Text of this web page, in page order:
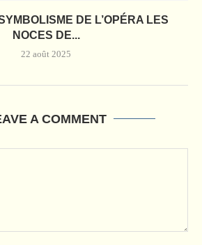
DE L’OPÉRA LES
NOCES DE...
22 août 2025
A COMMENT